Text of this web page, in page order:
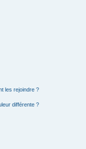
les rejoindre ?
différente ?